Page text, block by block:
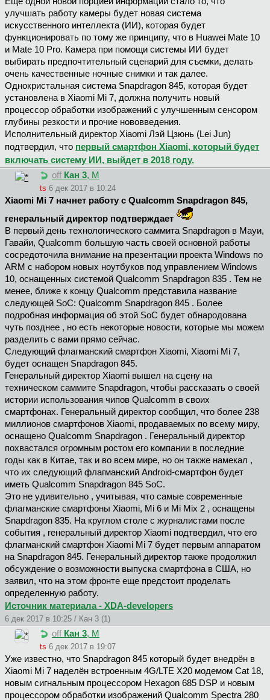
улучшать работу камеры будет новая система
искусственного интеллекта (ИИ), которая будет
функционировать по тому же принципу, что в Huawei Mate 10
и Mate 10 Pro. Камера при помощи системы ИИ будет
выбирать предпочтительный сценарий для съемки, делать
очень качественные ночные снимки и так далее.
Однокристальная система Snapdragon 845, которая будет
установлена в Xiaomi Mi 7, должна получить новый
процессор обработки изображений с улучшенным сенсором
глубины резкости и прочие нововведения.
Исполнительный директор Xiaomi Лэй Цзюнь (Lei Jun)
подтвердил, что первый смартфон Xiaomi, который будет
включать систему ИИ, выйдет в 2018 году.
off Кан 3, М
ts 6 дек 2017 в 10:24
Xiaomi Mi 7 начнет работу с Qualcomm Snapdragon 845,
генеральный директор подтверждает
В первый день технологического саммита Snapdragon в Мауи,
Гавайи, Qualcomm большую часть своей основной работы
сосредоточила внимание на презентации проекта Windows по
ARM с набором новых ноутбуков под управлением Windows
10, оснащенных системой Qualcomm Snapdragon 835 . Тем не
менее, ближе к концу Qualcomm представила название
следующей SoC: Qualcomm Snapdragon 845 . Более
подробная информация об этой SoC будет обнародована
чуть позднее , но есть некоторые новости, которые мы можем
разделить с вами прямо сейчас.
Следующий флагманский смартфон Xiaomi, Xiaomi Mi 7,
будет оснащен Snapdragon 845.
Генеральный директор Xiaomi вышел на сцену на
техническом саммите Snapdragon, чтобы рассказать о своей
истории использования чипов Qualcomm в своих
смартфонах. Генеральный директор сообщил, что более 238
миллионов смартфонов Xiaomi, продаваемых по всему миру,
оснащено Qualcomm Snapdragon . Генеральный директор
похвастался огромным ростом его компании в последние
годы как в Китае, так и во всем мире, но он также намекал ,
что их следующий флагманский Android-смартфон будет
иметь Qualcomm Snapdragon 845 SoC.
Это не удивительно , учитывая, что самые современные
флагманские смартфоны Xiaomi, Mi 6 и Mi Mix 2 , оснащены
Snapdragon 835. На круглом столе с журналистами после
события , генеральный директор Xiaomi подтвердил, что его
флагманский смартфон Xiaomi Mi 7 будет первым аппаратом
на Snapdragon 845. Генеральный директор также продолжил
обсуждение о возможности выпуска смартфона в США, но
заявил, что на этом фронте еще предстоит проделать
определенную работу.
Источник материала - XDA-developers
6 дек 2017 в 10:25 / Кан 3 (1)
off Кан 3, М
ts 6 дек 2017 в 19:07
Уже известно, что Snapdragon 845 который будет внедрён в
Xiaomi Mi 7 наделён встроенным 4G/LTE X20 модемом Cat 18,
новым сигнальным процессором Hexagon 685 DSP и новым
процессором обработки изображений Qualcomm Spectra 280